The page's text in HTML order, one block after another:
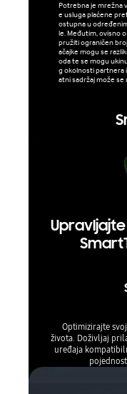
Potrebna je mrežna
e usluga plaćene
ostupna u
le. Međutim, ovisno
pružiti ograničen
ačajke mogu se
oda te se mogu
g okolnosti partnera
atni sadržaj može se
Optimizirajte
života. Doživljaj
uređaja